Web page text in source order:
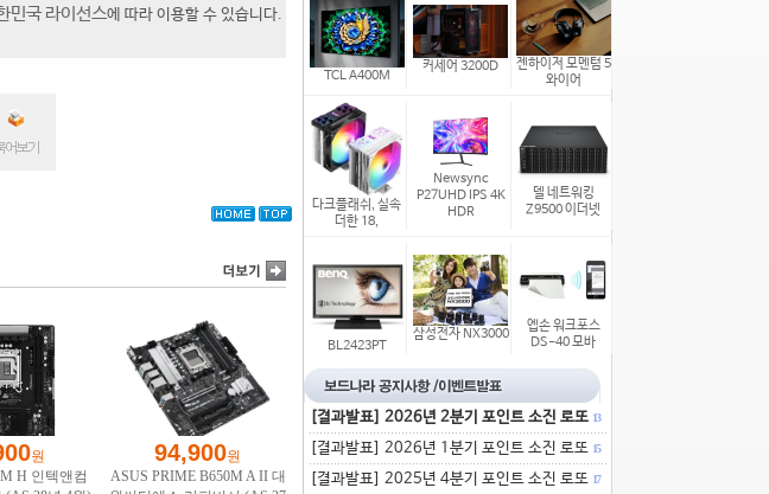
민국 라이선스에 따라 이용할 수 있습니다.
TCL A400M
커세어 3200D
젠하이저 모멘텀 5
와이어
다크플래쉬, 실속
더한 18,
Newsync
P27UHD IPS 4K
HDR
델 네트워킹
Z9500 이더넷
BL2423PT
삼성전자 NX3000
엡손 워크포스
DS-40 모바
[결과발표] 2026년 2분기 포인트 소진 로또 13
[결과발표] 2026년 1분기 포인트 소진 로또 15
[결과발표] 2025년 4분기 포인트 소진 로또 17